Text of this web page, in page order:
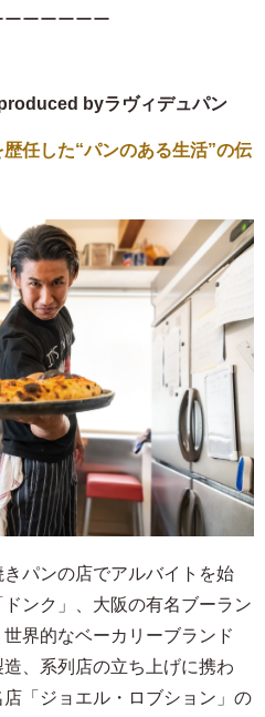
ーーーーー
byラヴィデュパン
任した“パンのある生活”の伝
パンの店でアルバイトを始
ンク」、大阪の有名ブーラン
界的なベーカリーブランド
造、系列店の立ち上げに携わ
「ジョエル・ロブション」の